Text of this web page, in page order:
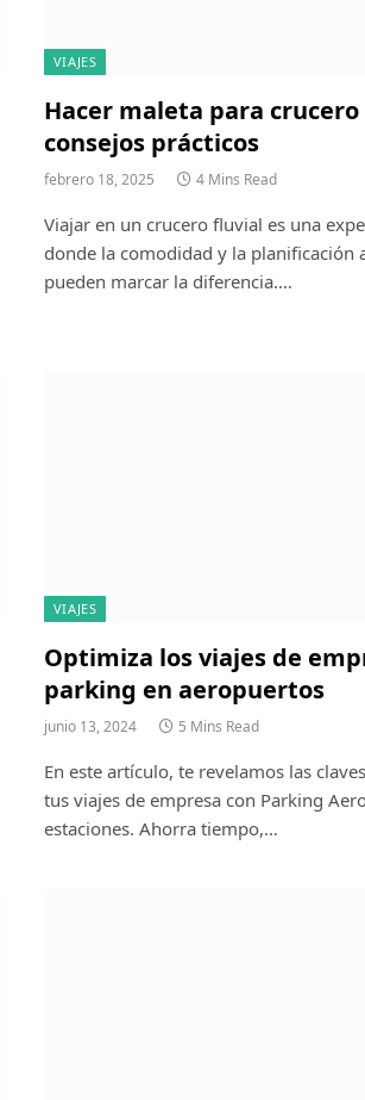
VIAJES
Hacer maleta para
consejos prácticos
febrero 18, 2025 4 Mins Read
Viajar en un crucero fluvial es una
donde la comodidad y la planificación
pueden marcar la diferencia.…
VIAJES
Optimiza los viajes de
parking en aeropuertos
junio 13, 2024 5 Mins Read
En este artículo, te revelamos las
tus viajes de empresa con Parking
estaciones. Ahorra tiempo,…